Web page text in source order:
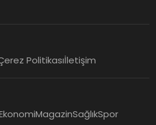
Politikasıİletişim
MagazinSağlıkSpor